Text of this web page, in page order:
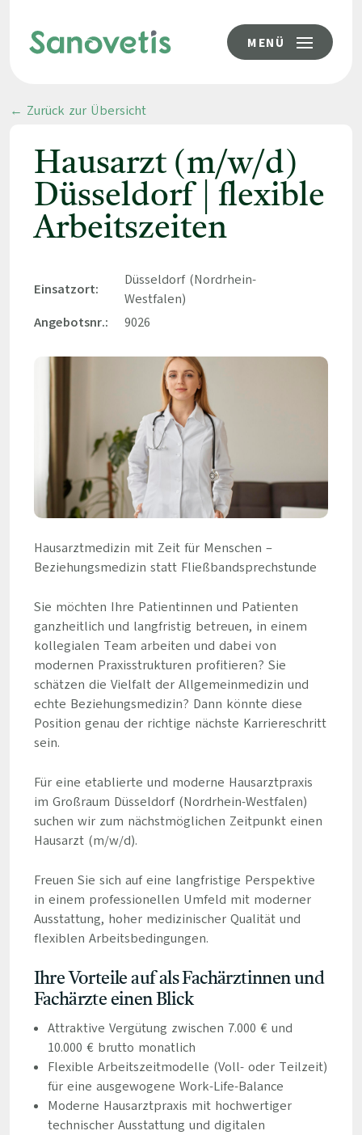
MENÜ
← Zurück zur Übersicht
Hausarzt (m/w/d)
Düsseldorf | flexible
Arbeitszeiten
Einsatzort:
Düsseldorf (Nordrhein-
Westfalen)
Angebotsnr.:
9026
Hausarztmedizin mit Zeit für Menschen –
Beziehungsmedizin statt Fließbandsprechstunde
Sie möchten Ihre Patientinnen und Patienten
ganzheitlich und langfristig betreuen, in einem
kollegialen Team arbeiten und dabei von
modernen Praxisstrukturen profitieren? Sie
schätzen die Vielfalt der Allgemeinmedizin und
echte Beziehungsmedizin? Dann könnte diese
Position genau der richtige nächste Karriereschritt
sein.
Für eine etablierte und moderne Hausarztpraxis
im Großraum Düsseldorf (Nordrhein-Westfalen)
suchen wir zum nächstmöglichen Zeitpunkt einen
Hausarzt (m/w/d).
Freuen Sie sich auf eine langfristige Perspektive
in einem professionellen Umfeld mit moderner
Ausstattung, hoher medizinischer Qualität und
flexiblen Arbeitsbedingungen.
Ihre Vorteile auf als Fachärztinnen und
Fachärzte einen Blick
Attraktive Vergütung zwischen 7.000 € und
10.000 € brutto monatlich
Flexible Arbeitszeitmodelle (Voll- oder Teilzeit)
für eine ausgewogene Work-Life-Balance
Moderne Hausarztpraxis mit hochwertiger
technischer Ausstattung und digitalen